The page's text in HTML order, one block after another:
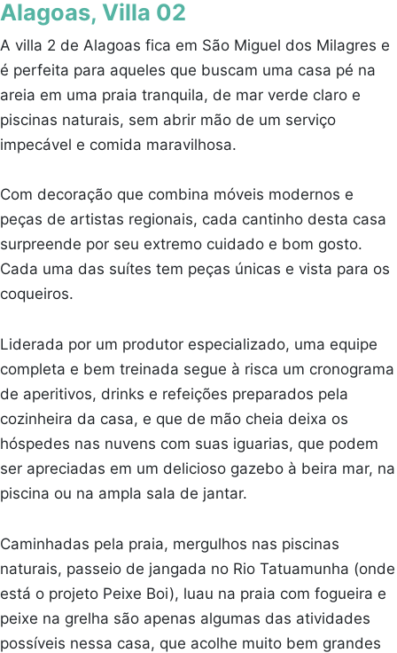
Alagoas, Villa 02
A villa 2 de Alagoas fica em São Miguel dos Milagres e
é perfeita para aqueles que buscam uma casa pé na
areia em uma praia tranquila, de mar verde claro e
piscinas naturais, sem abrir mão de um serviço
impecável e comida maravilhosa.
Com decoração que combina móveis modernos e
peças de artistas regionais, cada cantinho desta casa
surpreende por seu extremo cuidado e bom gosto.
Cada uma das suítes tem peças únicas e vista para os
coqueiros.
Liderada por um produtor especializado, uma equipe
completa e bem treinada segue à risca um cronograma
de aperitivos, drinks e refeições preparados pela
cozinheira da casa, e que de mão cheia deixa os
hóspedes nas nuvens com suas iguarias, que podem
ser apreciadas em um delicioso gazebo à beira mar, na
piscina ou na ampla sala de jantar.
Caminhadas pela praia, mergulhos nas piscinas
naturais, passeio de jangada no Rio Tatuamunha (onde
está o projeto Peixe Boi), luau na praia com fogueira e
peixe na grelha são apenas algumas das atividades
possíveis nessa casa, que acolhe muito bem grandes